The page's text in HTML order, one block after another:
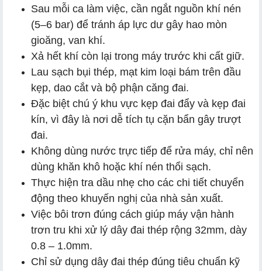
Sau mỗi ca làm việc, cần ngắt nguồn khí nén
(5–6 bar) để tránh áp lực dư gây hao mòn
gioăng, van khí.
Xả hết khí còn lại trong máy trước khi cất giữ.
Lau sạch bụi thép, mạt kim loại bám trên đầu
kẹp, dao cắt và bộ phận căng đai.
Đặc biệt chú ý khu vực kẹp đai đẩy và kẹp đai
kín, vì đây là nơi dễ tích tụ cặn bẩn gây trượt
đai.
Không dùng nước trực tiếp để rửa máy, chỉ nên
dùng khăn khô hoặc khí nén thổi sạch.
Thực hiện tra dầu nhẹ cho các chi tiết chuyển
động theo khuyến nghị của nhà sản xuất.
Việc bôi trơn đúng cách giúp máy vận hành
trơn tru khi xử lý dây đai thép rộng 32mm, dày
0.8 – 1.0mm.
Chỉ sử dụng dây đai thép đúng tiêu chuẩn kỹ